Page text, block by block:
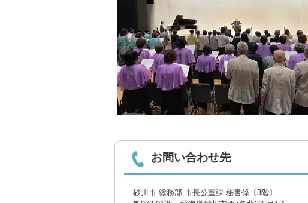
お問い合わせ先
砂川市 総務部 市長公室課 秘書係〔3階〕